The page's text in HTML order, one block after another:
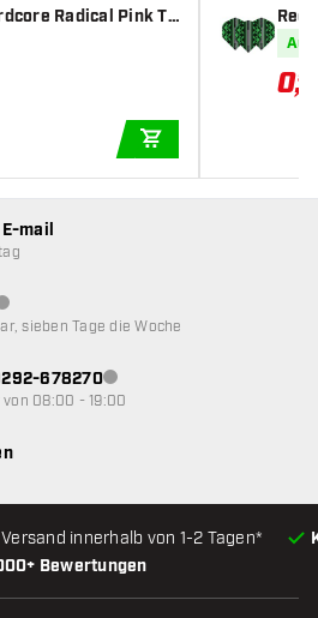
Radical Pink Te
Red
&
Auf
0,91
Bewertungen
Versand innerhalb von 1-2 Tagen*
mail
nicht verfügbar
sieben Tage die Woche
678270Kundenservice nicht
08:00 - 19:00